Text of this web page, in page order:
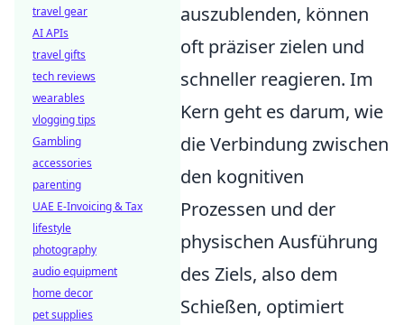
auszublenden, können
oft präziser zielen und
schneller reagieren. Im
Kern geht es darum, wie
die Verbindung zwischen
den kognitiven
Prozessen und der
physischen Ausführung
des Ziels, also dem
Schießen, optimiert
travel gear
AI APIs
travel gifts
tech reviews
wearables
vlogging tips
Gambling
accessories
parenting
UAE E-Invoicing & Tax
lifestyle
photography
audio equipment
home decor
pet supplies